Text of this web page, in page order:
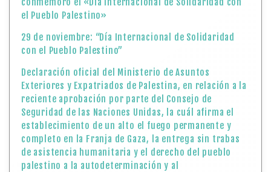
el Pueblo Palestino»
29 de noviembre: “Día Internacional de Solidaridad
con el Pueblo Palestino”
Declaración oficial del Ministerio de Asuntos
Exteriores y Expatriados de Palestina, en relación a la
reciente aprobación por parte del Consejo de
Seguridad de las Naciones Unidas, la cuál afirma el
establecimiento de un alto el fuego permanente y
completo en la Franja de Gaza, la entrega sin trabas
de asistencia humanitaria y el derecho del pueblo
palestino a la autodeterminación y al